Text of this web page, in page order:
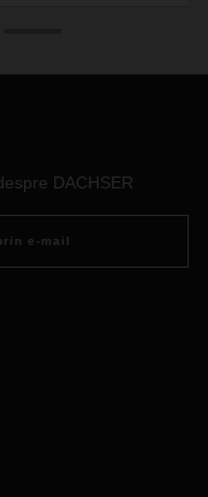
integrăm
sau aveți
DACHSER
e-mail